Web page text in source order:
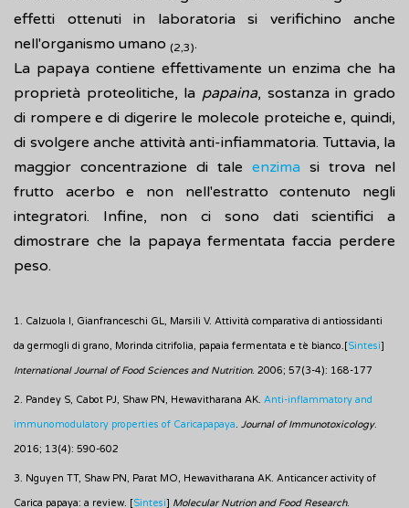
effetti ottenuti in laboratoria si verifichino anche
nell'organismo umano (2,3).
La papaya contiene effettivamente un enzima che ha
proprietà proteolitiche, la papaina, sostanza in grado
di rompere e di digerire le molecole proteiche e, quindi,
di svolgere anche attività anti-infiammatoria. Tuttavia, la
maggior concentrazione di tale enzima si trova nel
frutto acerbo e non nell'estratto contenuto negli
integratori. Infine, non ci sono dati scientifici a
dimostrare che la papaya fermentata faccia perdere
peso.
1. Calzuola I, Gianfranceschi GL, Marsili V. Attività comparativa di antiossidanti
da germogli di grano, Morinda citrifolia, papaia fermentata e tè bianco.[Sintesi]
International Journal of Food Sciences and Nutrition. 2006; 57(3-4): 168-177
2. Pandey S, Cabot PJ, Shaw PN, Hewavitharana AK. Anti-inflammatory and
immunomodulatory properties of Caricapapaya. Journal of Immunotoxicology.
2016; 13(4): 590-602
3. Nguyen TT, Shaw PN, Parat MO, Hewavitharana AK. Anticancer activity of
Carica papaya: a review. [Sintesi] Molecular Nutrion and Food Research.